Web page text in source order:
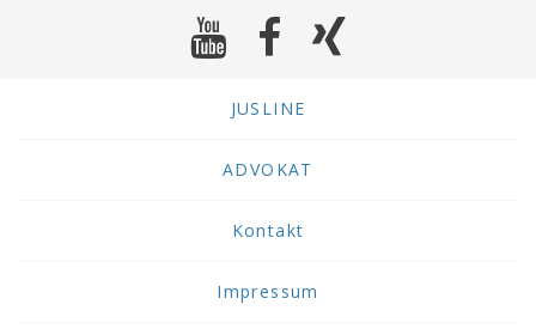
JUSLINE
ADVOKAT
Kontakt
Impressum